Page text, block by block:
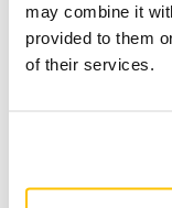
may combine it
provided to them
of their services.
comprimido
Troca do
necessário,
cuidado, o